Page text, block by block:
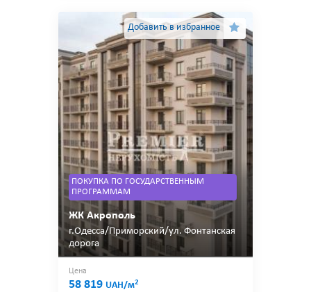
Добавить в избранное
ПОКУПКА ПО ГОСУДАРСТВЕННЫМ
ПРОГРАММАМ
ЖК Акрополь
г.Одесса/Приморский/ул. Фонтанская
дорога
Цена
58 819 UAH/м2